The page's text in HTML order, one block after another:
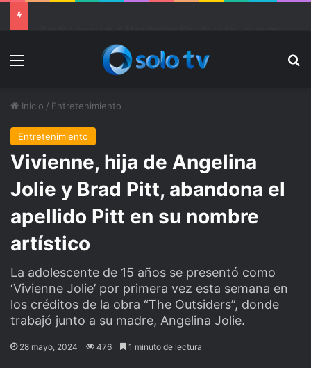
Menu
Inicio / Entretenimiento
Entretenimiento
Vivienne, hija de Angelina
Jolie y Brad Pitt, abandona el
apellido Pitt en su nombre
artístico
La adolescente de 15 años se presentó como
‘Vivienne Jolie’ por primera vez esta semana en
los créditos de la obra “The Outsiders”, donde
trabajó junto a su madre, Angelina Jolie.
28 mayo, 2024 476 1 minuto de lectura